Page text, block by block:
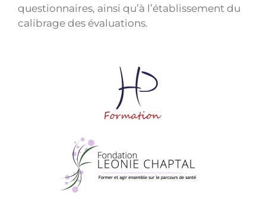
questionnaires, ainsi qu’à l’établissement du
calibrage des évaluations.